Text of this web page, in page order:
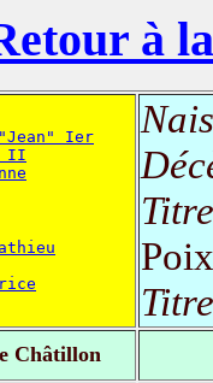
à
Ier
II
Poix
Châtillon